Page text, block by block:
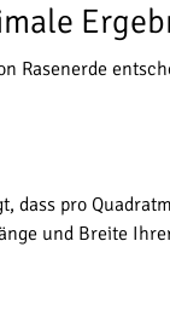
pro
und Breite